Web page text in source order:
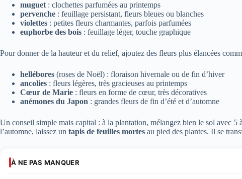
muguet : clochettes parfumées au printemps
pervenche : feuillage persistant, fleurs bleues ou blanches
violettes : petites fleurs charmantes, parfois parfumées
euphorbe des bois : feuillage léger, touche graphique
Pour donner de la hauteur et du relief, ajoutez des fleurs plus élancées
hellébores (roses de Noël) : floraison hivernale ou de fin d’hiver
ancolies : fleurs légères, très gracieuses au printemps
Cœur de Marie : fleurs en forme de cœur, très décoratives
anémones du Japon : grandes fleurs de fin d’été et d’automne
Un conseil simple mais capital : à la plantation, mélangez bien le sol avec 5
l’automne, laissez un tapis de feuilles mortes au pied des plantes. Il se
À NE PAS MANQUER